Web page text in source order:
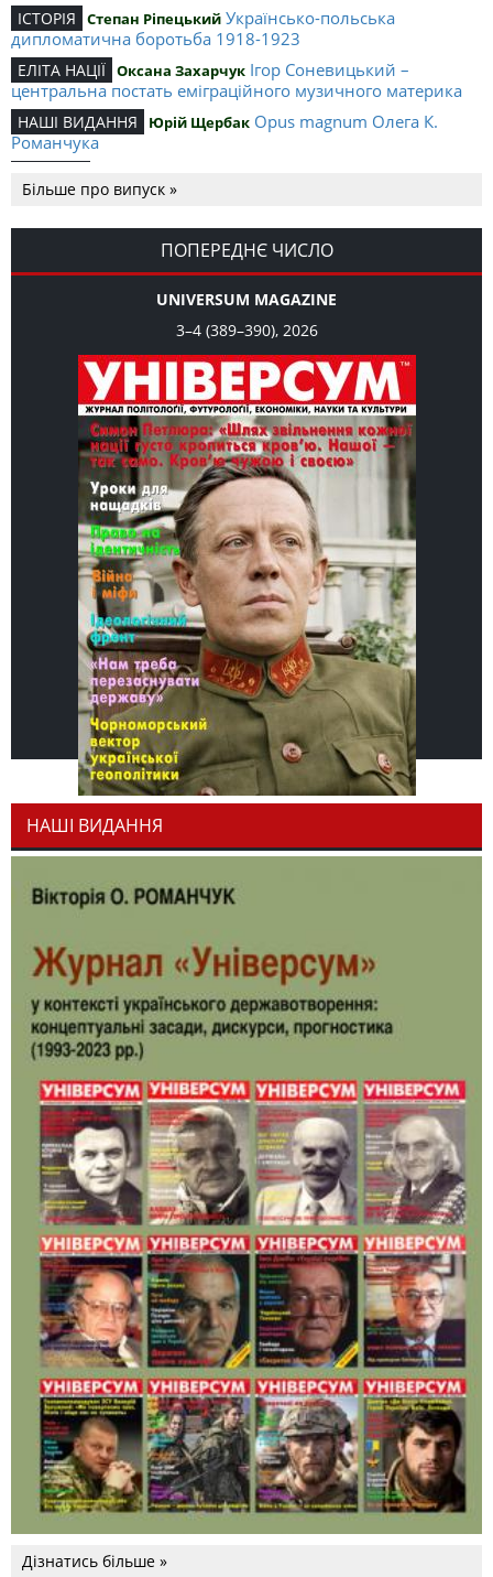
ІСТОРІЯ Степан Ріпецький Українсько-польська
дипломатична боротьба 1918-1923
ЕЛІТА НАЦІЇ Оксана Захарчук Ігор Соневицький –
центральна постать еміграційного музичного материка
НАШІ ВИДАННЯ Юрій Щербак Opus magnum Олега К.
Романчука
Романчука
СЛОВО РЕДАКЦІЙНЕ Олег К. Романчук Журавель і синиця
як уособлення української політстратегії й тактики
Більше про випуск »
ПОПЕРЕДНЄ ЧИСЛО
UNIVERSUM MAGAZINE
3–4 (389–390), 2026
НАШІ ВИДАННЯ
Дізнатись більше »